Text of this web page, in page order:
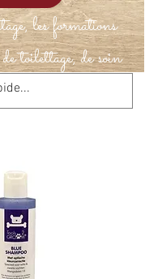
les formations
de soin